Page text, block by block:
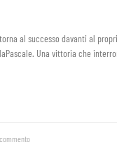
al successo davanti al
Una vittoria che